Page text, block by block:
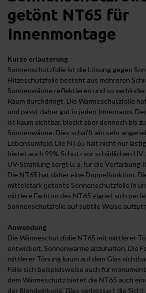
getönt NT65 für
Innenmontage
Kurze erläuterung
Sonnenschutzfolie ist die Lösung gegen
Hitzeschutzfolie besteht aus mehreren
Sonnenwärme reflektieren und so
Raum durchdringt. Die Wärmeschutzfolie
und passt daher gut in jeden Innenraum.
ist kaum sichtbar, blockt aber dennoch bis
Sonnenwärme. Dies schafft ein sehr
Lebensumfeld. Die NT65 hält nicht nur
bietet auch 99% Schutz vor schädlichen
UV-Strahlung sorgt u. a. für die Verfärbung
Die NT65 hat daher eine Doppelfunktion.
mittelstark getönte Sonnenschutzfolie in
mittlere Farbton des NT65 eignet sich
Sonnenschutzfolie auf subtile Weise
Anwendung
Die Wärmeschutzfolie NT65 mit mittlerer
entwickelt, Sonnenwärme abzuhalten. Die
mittlerer Tönung kaum auf dem Glas
Folie sich beispielsweise auch für
dem Wärmeschutz bietet die NT65 auch
der Blendwirkung. Dies verbessert die Sicht